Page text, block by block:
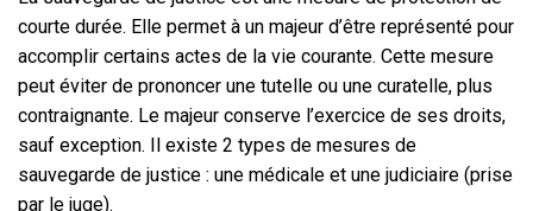
courte durée. Elle permet à un majeur d’être représenté pour
accomplir certains actes de la vie courante. Cette mesure
peut éviter de prononcer une tutelle ou une curatelle, plus
contraignante. Le majeur conserve l’exercice de ses droits,
sauf exception. Il existe 2 types de mesures de
sauvegarde de justice : une médicale et une judiciaire (prise
par le juge).